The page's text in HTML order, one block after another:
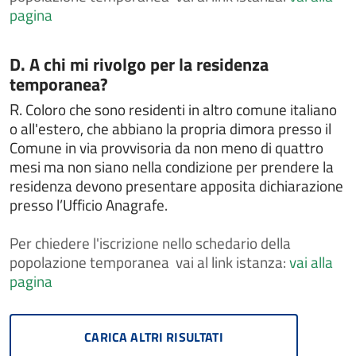
Denuncia di smarrimento sottrazione distruzione
carta di circolazione o patente di guida
trattamento (DAT)
Dichiarare l'avvenuta riconciliazione con il coniuge
Dichiarare l'esatta indicazione del nome composto da
più elementi
Dichiarazione di dimora abituale per cittadini
extracomunitari
Dissequestro di veicoli sequestrati perchè sprovvisti
di assicurazione
Donazione degli organi
FAQ
Gestire un'area verde
IMU - Imposta Municipale Unica
Intrattenimenti, spettacoli, eventi e manifestazioni
pagina
Categoria:
D. A chi mi rivolgo per la residenza
temporanea?
R. Coloro che sono residenti in altro comune italiano
o all'estero, che abbiano la propria dimora presso il
Comune in via provvisoria da non meno di quattro
mesi ma non siano nella condizione per prendere la
residenza devono presentare apposita dichiarazione
presso l’Ufficio Anagrafe.
Perchiedere l'iscrizione nello schedario della
popolazione temporanea vai al link istanza:vai alla
pagina
CARICA ALTRI RISULTATI